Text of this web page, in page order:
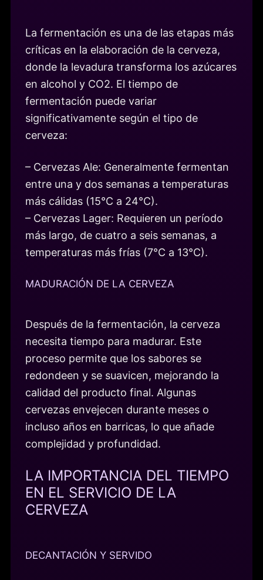
La fermentación es una de las etapas más
críticas en la elaboración de la cerveza,
donde la levadura transforma los azúcares
en alcohol y CO2. El tiempo de
fermentación puede variar
significativamente según el tipo de
cerveza:
– Cervezas Ale: Generalmente fermentan
entre una y dos semanas a temperaturas
más cálidas (15°C a 24°C).
– Cervezas Lager: Requieren un período
más largo, de cuatro a seis semanas, a
temperaturas más frías (7°C a 13°C).
MADURACIÓN DE LA CERVEZA
Después de la fermentación, la cerveza
necesita tiempo para madurar. Este
proceso permite que los sabores se
redondeen y se suavicen, mejorando la
calidad del producto final. Algunas
cervezas envejecen durante meses o
incluso años en barricas, lo que añade
complejidad y profundidad.
LA IMPORTANCIA DEL TIEMPO
EN EL SERVICIO DE LA
CERVEZA
DECANTACIÓN Y SERVIDO